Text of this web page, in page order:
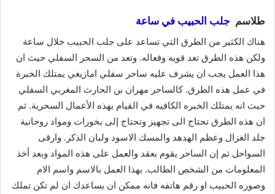
طلاسم جلب الحبيب في ساعة
هناك الكثير من الطرق التي تساعد على جلب الحبيب خلال ساعة
ولكن هذه الطرق تعد قويه وفعاله. وتعد من السحر السفلي حيث ان
هذا العمل يجب ان يشرف عليه ساحر سفلي امازيغي يمتلك الخبرة
في عمل هذه الطرق. كالساحر مهران بن الحارث المغربي السفلي
حيث انه يمتلك الخبره الكافيه في القيام بهذه الأعمال السحرية. ثم
ان هذه الطرق تحتاج الى تجهيز وتحتاج إلى بخورات ومواد روحانية
جلد الغزال وعظم الهدهد والمسك الاسود ولبان الذكر. وارقى
السواحل ثم إن الساحر يقوم بعقد والعمل على هذه المواد وبعد أخذ
المعلومات من الشخص الطالب. بهذا العمل بالاسم واسم الام
وصوره الحبيب او رقم هاتفه فانه ممكن ان يساعدك ان لم تكن تملك